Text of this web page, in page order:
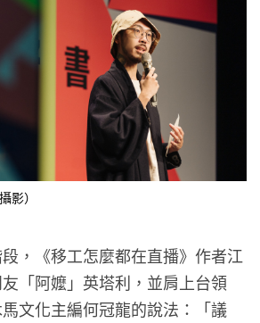
影）
，《移工怎麼都在直播》作者江
「阿嬤」英塔利，並肩上台領
文化主編何冠龍的說法：「議